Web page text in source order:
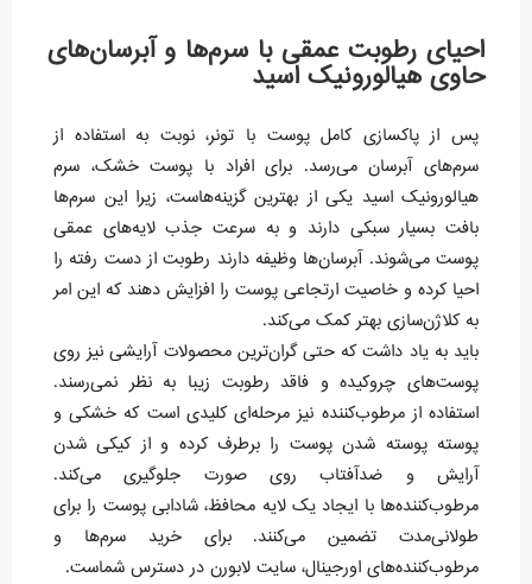
احیای رطوبت عمقی با سرم‌ها و آبرسان‌های
حاوی هیالورونیک اسید
پس از پاکسازی کامل پوست با تونر، نوبت به استفاده از
سرم‌های آبرسان می‌رسد. برای افراد با پوست خشک، سرم
هیالورونیک اسید یکی از بهترین گزینه‌هاست، زیرا این سرم‌ها
بافت بسیار سبکی دارند و به سرعت جذب لایه‌های عمقی
پوست می‌شوند. آبرسان‌ها وظیفه دارند رطوبت از دست رفته را
احیا کرده و خاصیت ارتجاعی پوست را افزایش دهند که این امر
به کلاژن‌سازی بهتر کمک می‌کند.
باید به یاد داشت که حتی گران‌ترین محصولات آرایشی نیز روی
پوست‌های چروکیده و فاقد رطوبت زیبا به نظر نمی‌رسند.
استفاده از مرطوب‌کننده نیز مرحله‌ای کلیدی است که خشکی و
پوسته پوسته شدن پوست را برطرف کرده و از کیکی شدن
آرایش و ضدآفتاب روی صورت جلوگیری می‌کند.
مرطوب‌کننده‌ها با ایجاد یک لایه محافظ، شادابی پوست را برای
طولانی‌مدت تضمین می‌کنند. برای خرید سرم‌ها و
مرطوب‌کننده‌های اورجینال، سایت لابورن در دسترس شماست.